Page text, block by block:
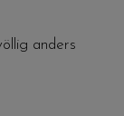
anders